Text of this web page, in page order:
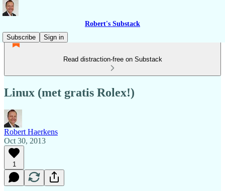
Robert's Substack
Subscribe
Sign in
Read distraction-free on Substack
Linux (met gratis Rolex!)
Robert Haerkens
Oct 30, 2013
1